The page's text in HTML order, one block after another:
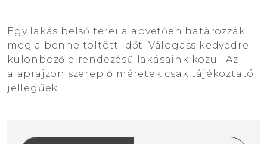
Egy lakás belső terei alapvetően határozzák
meg a benne töltött időt. Válogass kedvedre
különböző elrendezésű lakásaink közül. Az
alaprajzon szereplő méretek csak tájékoztató
jellegűek.